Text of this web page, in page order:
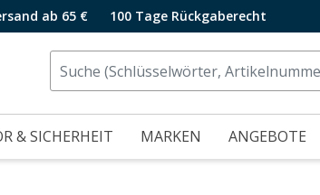
ab 65 € 100 Tage Rückgaberecht
& SICHERHEIT MARKEN ANGEBOTE